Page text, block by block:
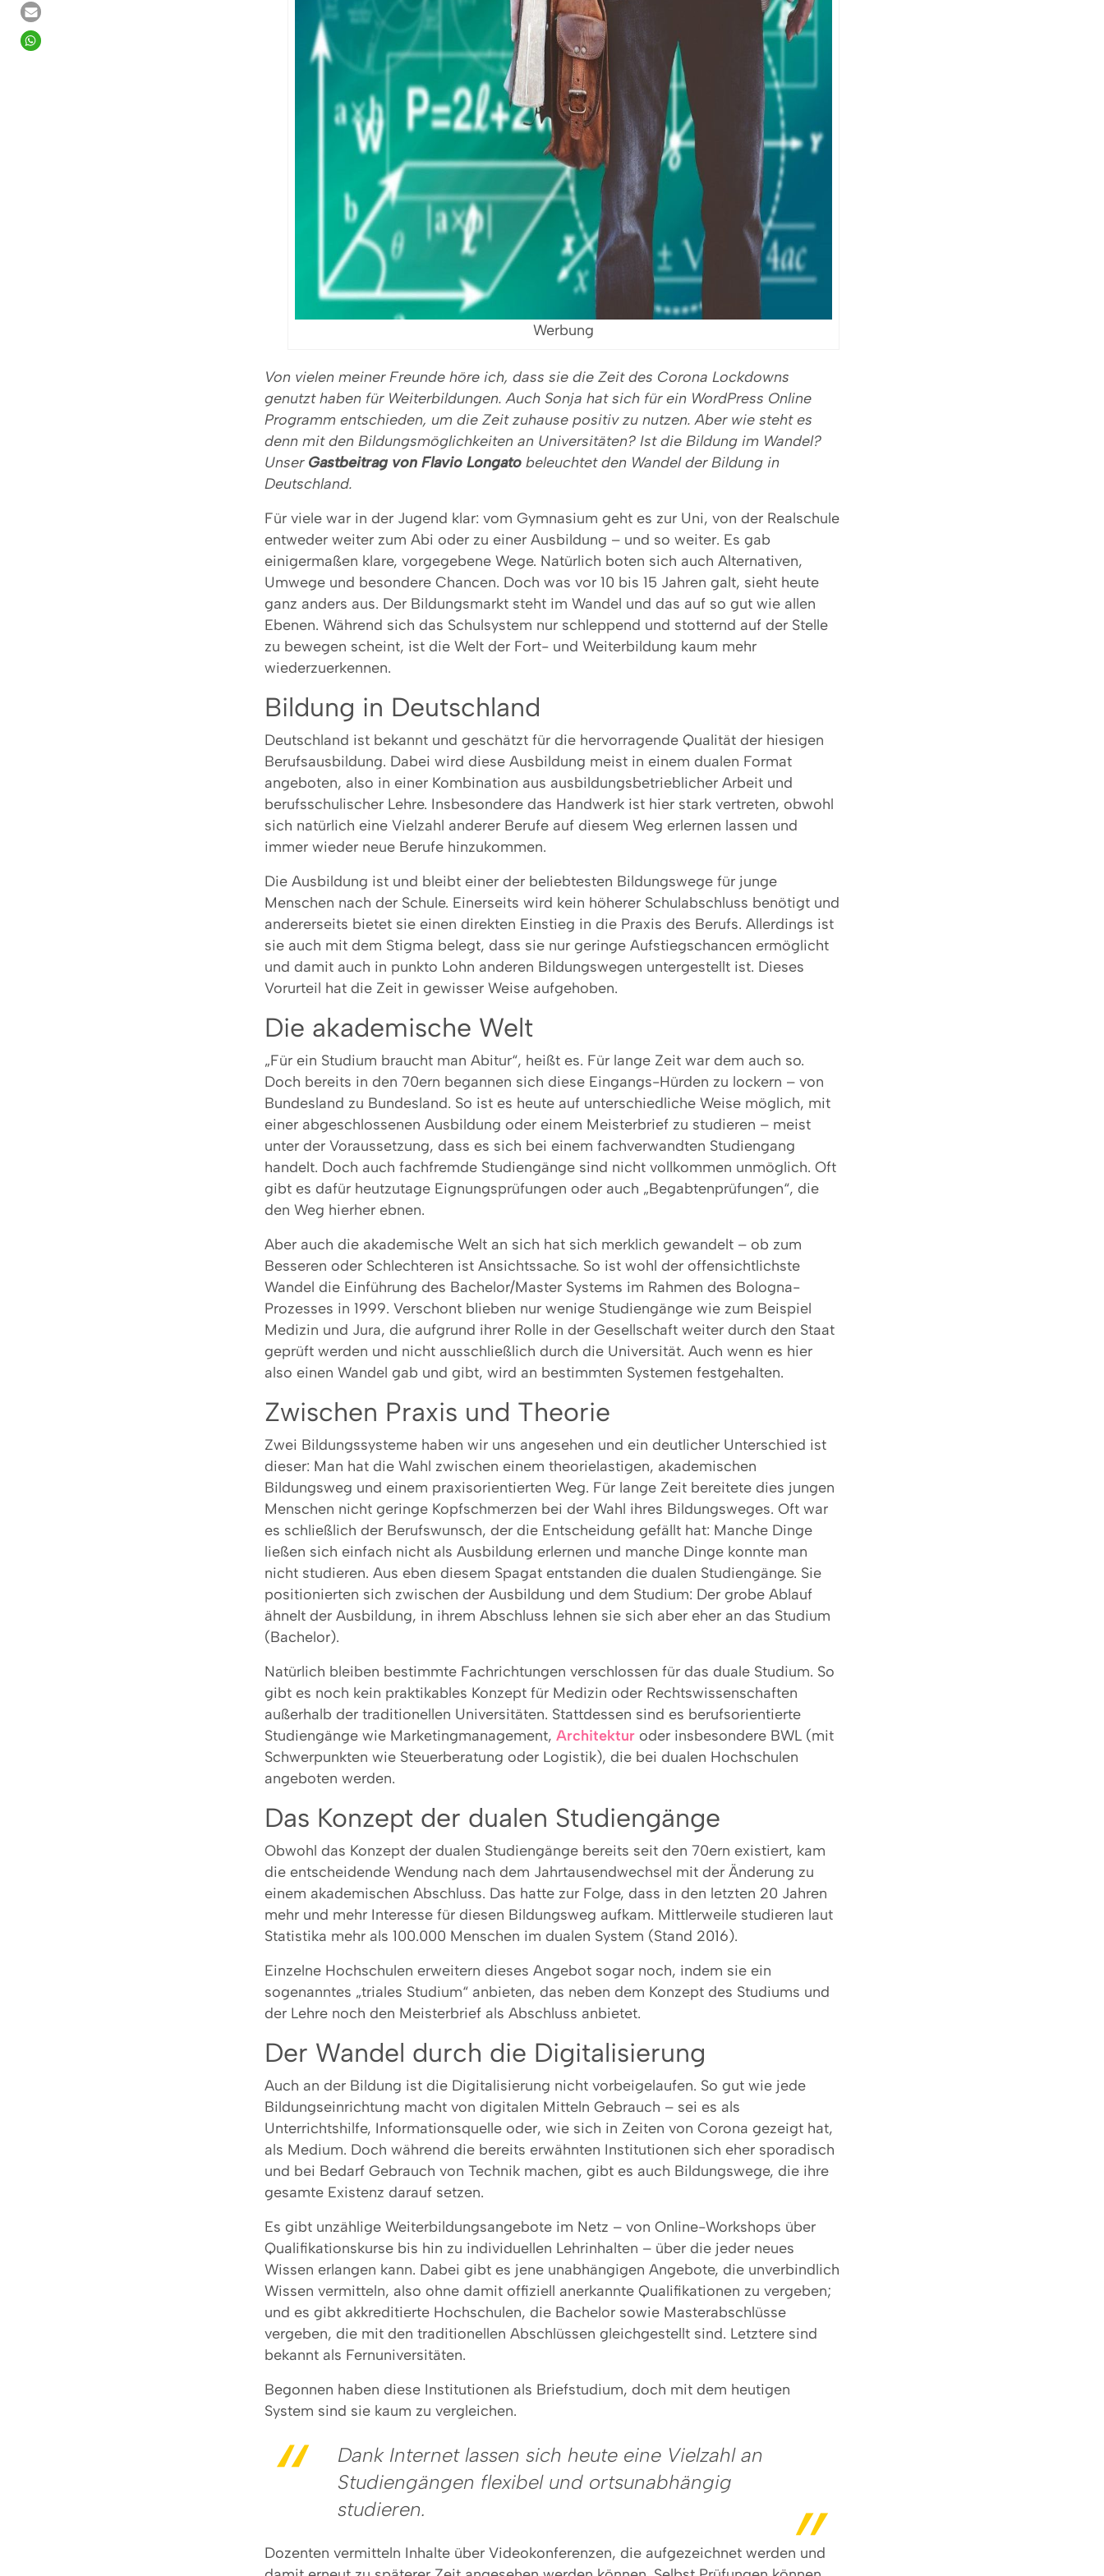
Werbung
Von vielen meiner Freunde höre ich, dass sie die Zeit des Corona Lockdowns
genutzt haben für Weiterbildungen. Auch Sonja hat sich für ein WordPress Online
Programm entschieden, um die Zeit zuhause positiv zu nutzen. Aber wie steht es
denn mit den Bildungsmöglichkeiten an Universitäten? Ist die Bildung im Wandel?
Unser Gastbeitrag von Flavio Longato beleuchtet den Wandel der Bildung in
Deutschland.
Für viele war in der Jugend klar: vom Gymnasium geht es zur Uni, von der Realschule
entweder weiter zum Abi oder zu einer Ausbildung – und so weiter. Es gab
einigermaßen klare, vorgegebene Wege. Natürlich boten sich auch Alternativen,
Umwege und besondere Chancen. Doch was vor 10 bis 15 Jahren galt, sieht heute
ganz anders aus. Der Bildungsmarkt steht im Wandel und das auf so gut wie allen
Ebenen. Während sich das Schulsystem nur schleppend und stotternd auf der Stelle
zu bewegen scheint, ist die Welt der Fort- und Weiterbildung kaum mehr
wiederzuerkennen.
Bildung in Deutschland
Deutschland ist bekannt und geschätzt für die hervorragende Qualität der hiesigen
Berufsausbildung. Dabei wird diese Ausbildung meist in einem dualen Format
angeboten, also in einer Kombination aus ausbildungsbetrieblicher Arbeit und
berufsschulischer Lehre. Insbesondere das Handwerk ist hier stark vertreten, obwohl
sich natürlich eine Vielzahl anderer Berufe auf diesem Weg erlernen lassen und
immer wieder neue Berufe hinzukommen.
Die Ausbildung ist und bleibt einer der beliebtesten Bildungswege für junge
Menschen nach der Schule. Einerseits wird kein höherer Schulabschluss benötigt und
andererseits bietet sie einen direkten Einstieg in die Praxis des Berufs. Allerdings ist
sie auch mit dem Stigma belegt, dass sie nur geringe Aufstiegschancen ermöglicht
und damit auch in punkto Lohn anderen Bildungswegen untergestellt ist. Dieses
Vorurteil hat die Zeit in gewisser Weise aufgehoben.
Die akademische Welt
„Für ein Studium braucht man Abitur“, heißt es. Für lange Zeit war dem auch so.
Doch bereits in den 70ern begannen sich diese Eingangs-Hürden zu lockern – von
Bundesland zu Bundesland. So ist es heute auf unterschiedliche Weise möglich, mit
einer abgeschlossenen Ausbildung oder einem Meisterbrief zu studieren – meist
unter der Voraussetzung, dass es sich bei einem fachverwandten Studiengang
handelt. Doch auch fachfremde Studiengänge sind nicht vollkommen unmöglich. Oft
gibt es dafür heutzutage Eignungsprüfungen oder auch „Begabtenprüfungen“, die
den Weg hierher ebnen.
Aber auch die akademische Welt an sich hat sich merklich gewandelt – ob zum
Besseren oder Schlechteren ist Ansichtssache. So ist wohl der offensichtlichste
Wandel die Einführung des Bachelor/Master Systems im Rahmen des Bologna-
Prozesses in 1999. Verschont blieben nur wenige Studiengänge wie zum Beispiel
Medizin und Jura, die aufgrund ihrer Rolle in der Gesellschaft weiter durch den Staat
geprüft werden und nicht ausschließlich durch die Universität. Auch wenn es hier
also einen Wandel gab und gibt, wird an bestimmten Systemen festgehalten.
Zwischen Praxis und Theorie
Zwei Bildungssysteme haben wir uns angesehen und ein deutlicher Unterschied ist
dieser: Man hat die Wahl zwischen einem theorielastigen, akademischen
Bildungsweg und einem praxisorientierten Weg. Für lange Zeit bereitete dies jungen
Menschen nicht geringe Kopfschmerzen bei der Wahl ihres Bildungsweges. Oft war
es schließlich der Berufswunsch, der die Entscheidung gefällt hat: Manche Dinge
ließen sich einfach nicht als Ausbildung erlernen und manche Dinge konnte man
nicht studieren. Aus eben diesem Spagat entstanden die dualen Studiengänge. Sie
positionierten sich zwischen der Ausbildung und dem Studium: Der grobe Ablauf
ähnelt der Ausbildung, in ihrem Abschluss lehnen sie sich aber eher an das Studium
(Bachelor).
Natürlich bleiben bestimmte Fachrichtungen verschlossen für das duale Studium. So
gibt es noch kein praktikables Konzept für Medizin oder Rechtswissenschaften
außerhalb der traditionellen Universitäten. Stattdessen sind es berufsorientierte
Studiengänge wie Marketingmanagement, Architektur oder insbesondere BWL (mit
Schwerpunkten wie Steuerberatung oder Logistik), die bei dualen Hochschulen
angeboten werden.
Das Konzept der dualen Studiengänge
Obwohl das Konzept der dualen Studiengänge bereits seit den 70ern existiert, kam
die entscheidende Wendung nach dem Jahrtausendwechsel mit der Änderung zu
einem akademischen Abschluss. Das hatte zur Folge, dass in den letzten 20 Jahren
mehr und mehr Interesse für diesen Bildungsweg aufkam. Mittlerweile studieren laut
Statistika mehr als 100.000 Menschen im dualen System (Stand 2016).
Einzelne Hochschulen erweitern dieses Angebot sogar noch, indem sie ein
sogenanntes „triales Studium“ anbieten, das neben dem Konzept des Studiums und
der Lehre noch den Meisterbrief als Abschluss anbietet.
Der Wandel durch die Digitalisierung
Auch an der Bildung ist die Digitalisierung nicht vorbeigelaufen. So gut wie jede
Bildungseinrichtung macht von digitalen Mitteln Gebrauch – sei es als
Unterrichtshilfe, Informationsquelle oder, wie sich in Zeiten von Corona gezeigt hat,
als Medium. Doch während die bereits erwähnten Institutionen sich eher sporadisch
und bei Bedarf Gebrauch von Technik machen, gibt es auch Bildungswege, die ihre
gesamte Existenz darauf setzen.
Es gibt unzählige Weiterbildungsangebote im Netz – von Online-Workshops über
Qualifikationskurse bis hin zu individuellen Lehrinhalten – über die jeder neues
Wissen erlangen kann. Dabei gibt es jene unabhängigen Angebote, die unverbindlich
Wissen vermitteln, also ohne damit offiziell anerkannte Qualifikationen zu vergeben;
und es gibt akkreditierte Hochschulen, die Bachelor sowie Masterabschlüsse
vergeben, die mit den traditionellen Abschlüssen gleichgestellt sind. Letztere sind
bekannt als Fernuniversitäten.
Begonnen haben diese Institutionen als Briefstudium, doch mit dem heutigen
System sind sie kaum zu vergleichen.
Dank Internet lassen sich heute eine Vielzahl an
Studiengängen flexibel und ortsunabhängig
studieren.
Dozenten vermitteln Inhalte über Videokonferenzen, die aufgezeichnet werden und